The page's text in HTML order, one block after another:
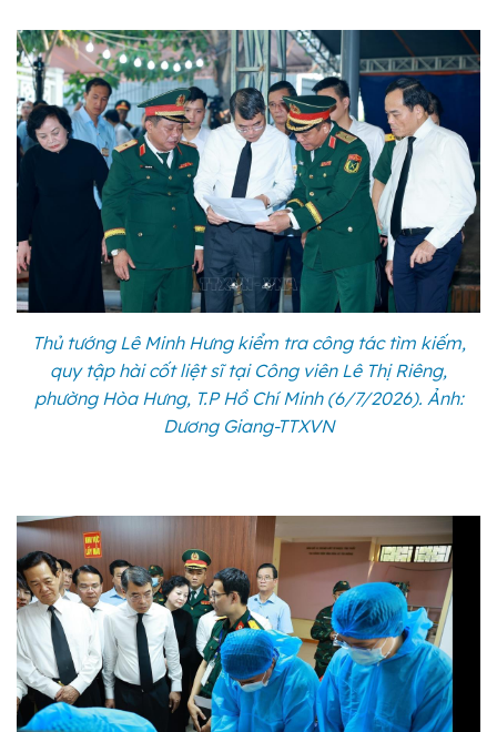
Thủ tướng Lê Minh Hưng kiểm tra công tác tìm kiếm,
quy tập hài cốt liệt sĩ tại Công viên Lê Thị Riêng,
phường Hòa Hưng, T.P Hồ Chí Minh (6/7/2026). Ảnh:
Dương Giang-TTXVN